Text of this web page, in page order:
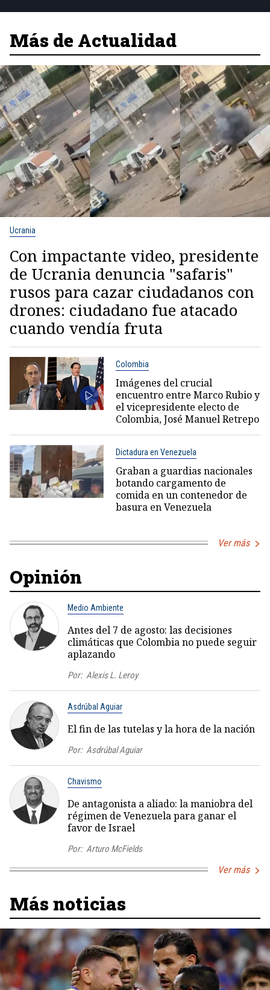
Más de Actualidad
Ucrania
Con impactante video, presidente
de Ucrania denuncia "safaris"
rusos para cazar ciudadanos con
drones: ciudadano fue atacado
cuando vendía fruta
Colombia
Imágenes del crucial
encuentro entre Marco Rubio y
el vicepresidente electo de
Colombia, José Manuel Retrepo
Dictadura en Venezuela
Graban a guardias nacionales
botando cargamento de
comida en un contenedor de
basura en Venezuela
Ver más
Opinión
Medio Ambiente
Antes del 7 de agosto: las decisiones
climáticas que Colombia no puede seguir
aplazando
Por: Alexis L. Leroy
Asdrúbal Aguiar
El fin de las tutelas y la hora de la nación
Por: Asdrúbal Aguiar
Chavismo
De antagonista a aliado: la maniobra del
régimen de Venezuela para ganar el
favor de Israel
Por: Arturo McFields
Ver más
Más noticias